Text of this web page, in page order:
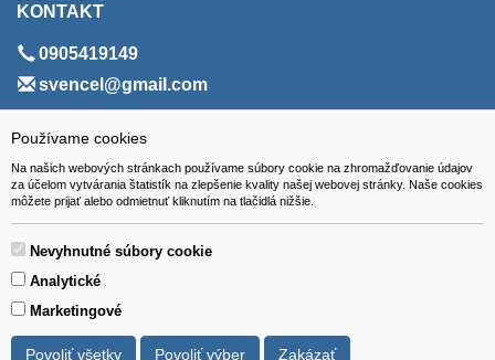
Používame cookies
Na našich webových stránkach používame súbory cookie na zhromažďovanie údajov
za účelom vytvárania štatistík na zlepšenie kvality našej webovej stránky. Naše cookies
môžete prijať alebo odmietnuť kliknutím na tlačidlá nižšie.
Nevyhnutné súbory cookie
Analytické
Marketingové
Povoliť všetky Povoliť výber Zakázať
KONTAKT
0905419149
svencel@gmail.com
ADRESA
VEST - tech s.r.o.
Hviezdoslavova 280/6, 965 01 Žiar nad Hronom
Slovakia (Slovak Republic)